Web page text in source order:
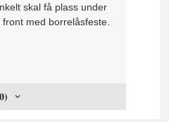
skal få plass under
med borrelåsfeste.